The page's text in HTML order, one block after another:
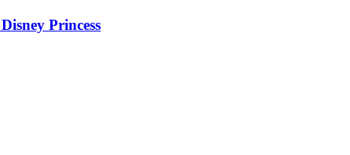
Princess